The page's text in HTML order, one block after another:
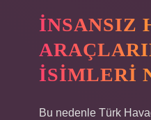
İNSANSIZ
ISIMLERI
Bu nedenle Türk